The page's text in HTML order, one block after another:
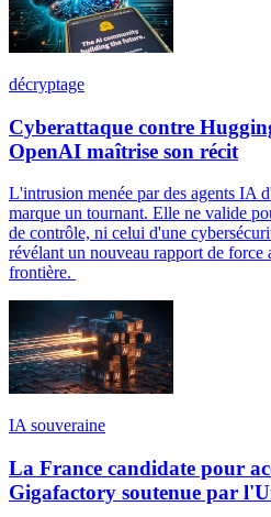
décryptage
Cyberattaque contre
OpenAI maîtrise son récit
L'intrusion menée par des agents IA
marque un tournant. Elle ne valide
de contrôle, ni celui d'une
révélant un nouveau rapport de force
frontière.
IA souveraine
La France candidate pour
Gigafactory soutenue par